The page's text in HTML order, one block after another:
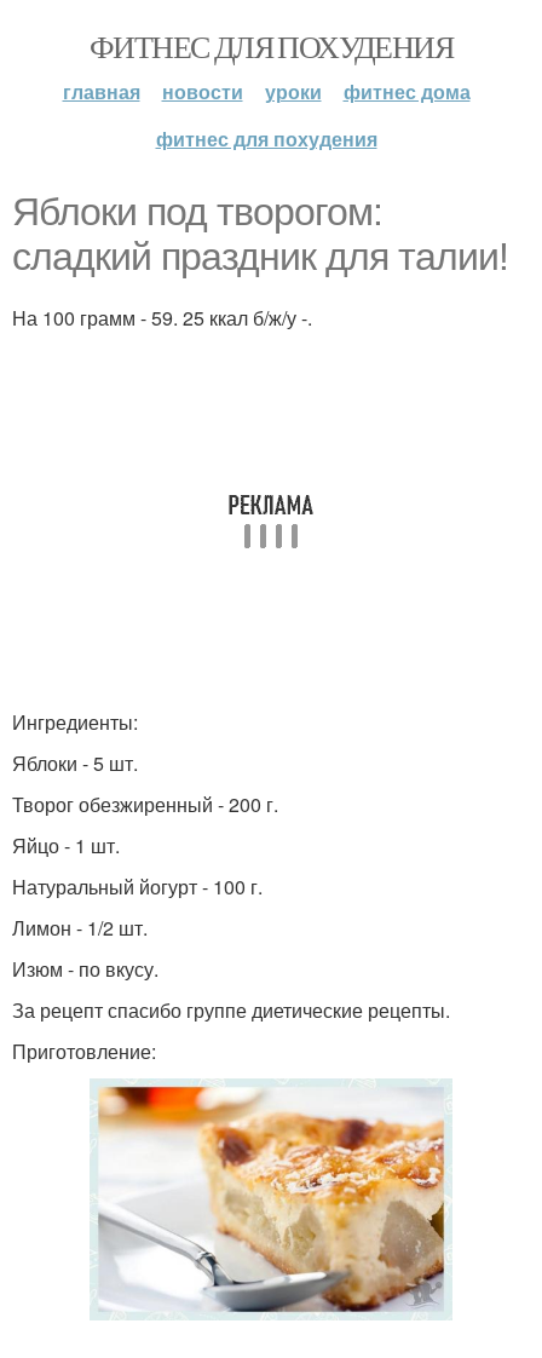
ФИТНЕС ДЛЯ ПОХУДЕНИЯ
главная новости уроки
фитнес дома
фитнес для похудения
Яблоки под творогом:
сладкий праздник для талии!
На 100 грамм - 59. 25 ккал б/ж/у -.
Ингредиенты:
Яблоки - 5 шт.
Творог обезжиренный - 200 г.
Яйцо - 1 шт.
Натуральный йогурт - 100 г.
Лимон - 1/2 шт.
Изюм - по вкусу.
За рецепт спасибо группе диетические рецепты.
Приготовление: